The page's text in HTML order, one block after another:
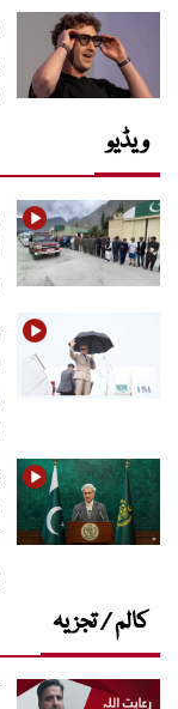
ویڈیو
کالم / تجزیہ